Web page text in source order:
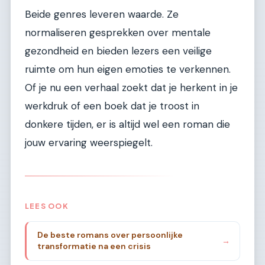
Beide genres leveren waarde. Ze
normaliseren gesprekken over mentale
gezondheid en bieden lezers een veilige
ruimte om hun eigen emoties te verkennen.
Of je nu een verhaal zoekt dat je herkent in je
werkdruk of een boek dat je troost in
donkere tijden, er is altijd wel een roman die
jouw ervaring weerspiegelt.
LEES OOK
De beste romans over persoonlijke
transformatie na een crisis
→